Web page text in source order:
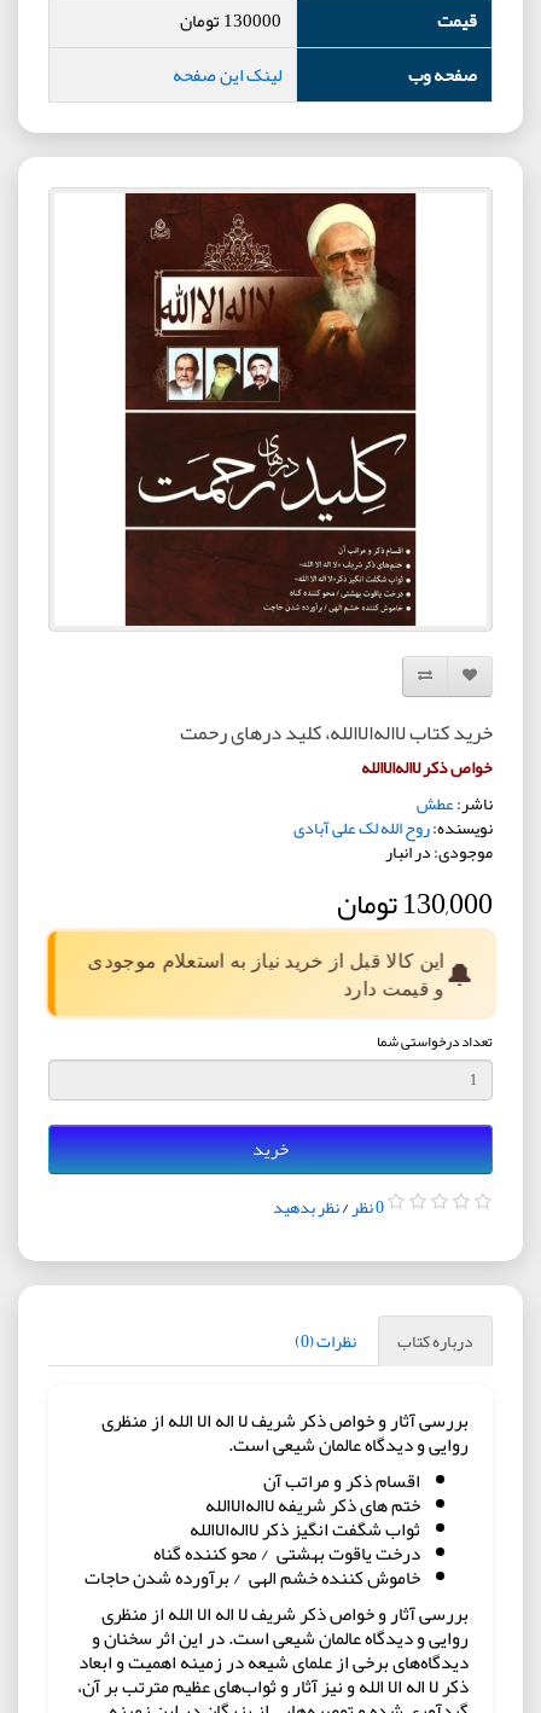
قیمت
130000تومان
صفحه وب
لینک این صفحه
افزودن به لیست دلخواه
مقایسه این محصول
خرید کتاب لا‌اله‌الا‌الله، کلید درهای رحمت
خواص ذکر لا‌اله‌الا‌الله
ناشر:عطش
نویسنده:روح الله لک علی آبادی
موجودی: در انبار
130,000 تومان
🔔این کالا قبل از خرید نیاز به استعلام موجودی
و قیمت دارد
تعداد درخواستی شما
خرید
0 نظر /نظر بدهید
درباره کتاب نظرات (0)
بررسی آثار و خواص ذکر شریف لا اله الا الله از منظری
روایی و دیدگاه عالمان شیعی است.
اقسام ذکر و مراتب آن
ختم های ذکر شریفه لا‌اله‌الا‌الله
ثواب شگفت انگیز ذکر لا‌اله‌الا‌الله
درخت یاقوت بهشتی / محو کننده گناه
خاموش کننده خشم الهی / برآورده شدن حاجات
بررسی آثار و خواص ذکر شریف لا اله الا الله از منظری
روایی و دیدگاه عالمان شیعی است. در این اثر سخنان و
دیدگاه‌های برخی از علمای شیعه در زمینه اهمیت و ابعاد
ذکر لا اله الا الله و نیز آثار و ثواب‌های عظیم مترتب بر آن،